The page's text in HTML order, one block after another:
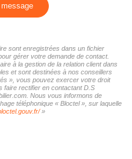
sont enregistrées dans un fichier
gérer votre demande de contact.
à la gestion de la relation client dans
et sont destinées à nos conseillers
», vous pouvez exercer votre droit
faire rectifier en contactant D.S
Nous vous informons de
téléphonique « Bloctel », sur laquelle
»